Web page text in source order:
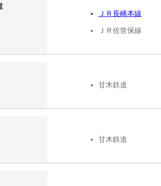
ＪＲ長崎本線
ＪＲ佐世保線
甘木鉄道
甘木鉄道